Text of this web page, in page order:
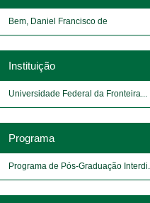
Bem, Daniel Francisco de
Instituição
Universidade Federal da Fronteira...
Programa
Programa de Pós-Graduação Interdi...